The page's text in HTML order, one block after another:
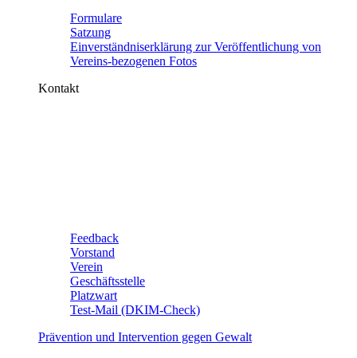
Formulare
Satzung
Einverständniserklärung zur Veröffentlichung von
Vereins-bezogenen Fotos
Kontakt
Feedback
Vorstand
Verein
Geschäftsstelle
Platzwart
Test-Mail (DKIM-Check)
Prävention und Intervention gegen Gewalt